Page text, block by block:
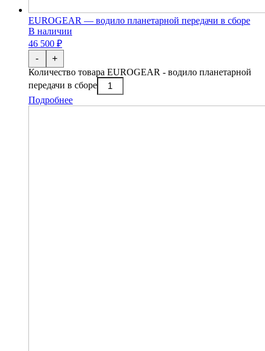
EUROGEAR — водило планетарной передачи в сборе
В наличии
46 500 ₽
-
Количество товара EUROGEAR - водило планетарной
передачи в сборе
+
Подробнее